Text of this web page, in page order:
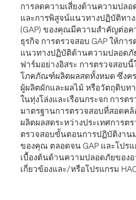
การลดความเสี่ยงด้านความปล
และการพิสูจน์แนวทางปฏิบัติทา
(GAP) ของคุณมีความสําคัญต่อค
ธุรกิจ การตรวจสอบ GAP ให้กา
แนวทางปฏิบัติด้านความปลอดภั
ฟาร์มอย่างอิสระ การตรวจสอบ
โภคภัณฑ์ผลิตผลสดทั้งหมด ซึ่งค
ผู้ผลิตผักและผลไม้ หรือวัตถุดิบทา
ในทุ่งโล่งและเรือนกระจก การต
มาตรฐานการตรวจสอบที่สอดค
ผลิตผลสดระหว่างประเทศการต
ตรวจสอบขั้นตอนการปฏิบัติงานม
ของคุณ ตลอดจน GAP และโปร
เบื้องต้นด้านความปลอดภัยของ
เกี่ยวข้องและ/หรือโปรแกรม